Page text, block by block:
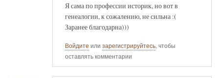
Я сама по профессии историк, но вот в
генеалогии, к сожалению, не сильна :(
Заранее благодарна)))
Войдите или зарегистрируйтесь, чтобы
оставлять комментарии